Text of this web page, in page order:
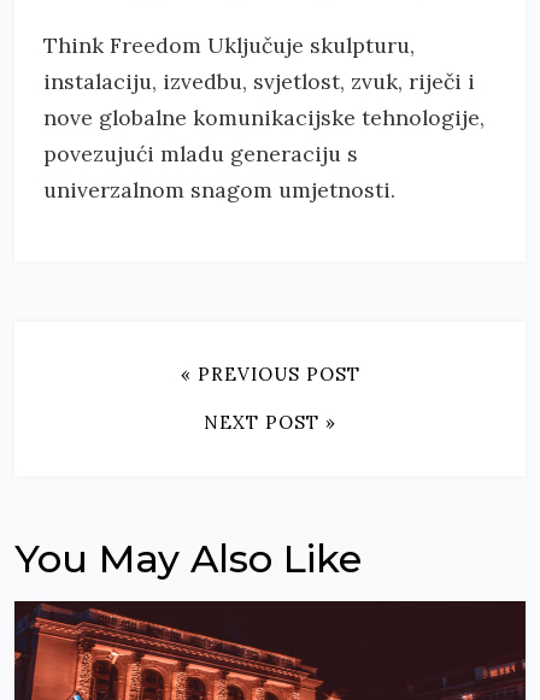
Think Freedom Uključuje skulpturu,
instalaciju, izvedbu, svjetlost, zvuk, riječi i
nove globalne komunikacijske tehnologije,
povezujući mladu generaciju s
univerzalnom snagom umjetnosti.
« PREVIOUS POST
NEXT POST »
You May Also Like